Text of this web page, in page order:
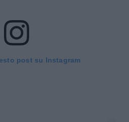
post su Instagram